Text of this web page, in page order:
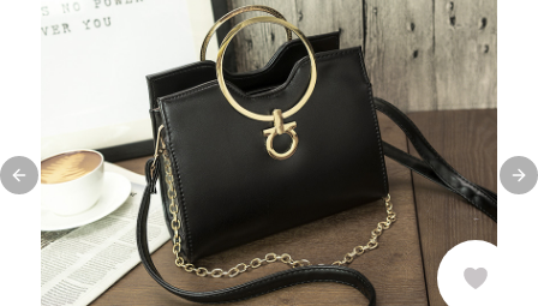
Previous slide